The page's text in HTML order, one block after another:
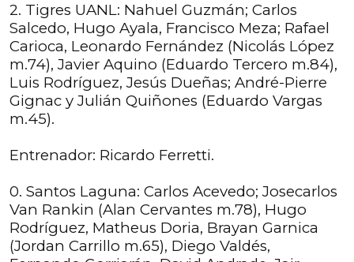
2. Tigres UANL: Nahuel Guzmán; Carlos
Salcedo, Hugo Ayala, Francisco Meza; Rafael
Carioca, Leonardo Fernández (Nicolás López
m.74), Javier Aquino (Eduardo Tercero m.84),
Luis Rodríguez, Jesús Dueñas; André-Pierre
Gignac y Julián Quiñones (Eduardo Vargas
m.45).
Entrenador: Ricardo Ferretti.
0. Santos Laguna: Carlos Acevedo; Josecarlos
Van Rankin (Alan Cervantes m.78), Hugo
Rodríguez, Matheus Doria, Brayan Garnica
(Jordan Carrillo m.65), Diego Valdés,